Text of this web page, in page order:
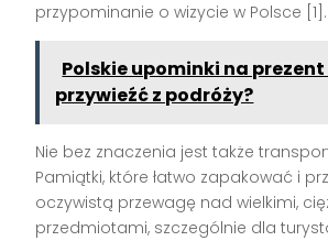
przypominanie o wizycie w Polsce [1].
Polskie upominki na
przywieźć z podróży?
Nie bez znaczenia jest także
Pamiątki, które łatwo zapakować i
oczywistą przewagę nad wielkimi,
przedmiotami, szczególnie dla